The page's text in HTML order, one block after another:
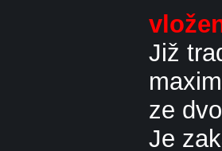
Již
ze
Je